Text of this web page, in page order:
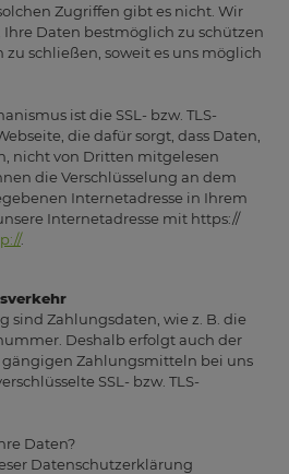
Zugriffen gibt es nicht. Wir
Ihre Daten bestmöglich zu schützen
schließen, soweit es uns möglich
ist die SSL- bzw. TLS-
die dafür sorgt, dass Daten,
nicht von Dritten mitgelesen
die Verschlüsselung an dem
Internetadresse in Ihrem
Internetadresse mit https://
.
sind Zahlungsdaten, wie z. B. die
Deshalb erfolgt auch der
Zahlungsmitteln bei uns
SSL- bzw. TLS-
Daten?
Datenschutzerklärung